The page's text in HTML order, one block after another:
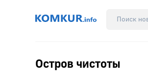
Остров чистоты